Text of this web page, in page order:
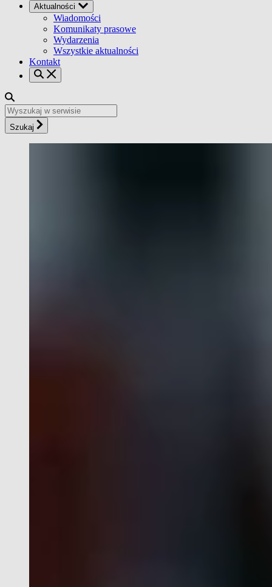
Aktualności
Wiadomości
Komunikaty prasowe
Wydarzenia
Wszystkie aktualności
Kontakt
Szukaj